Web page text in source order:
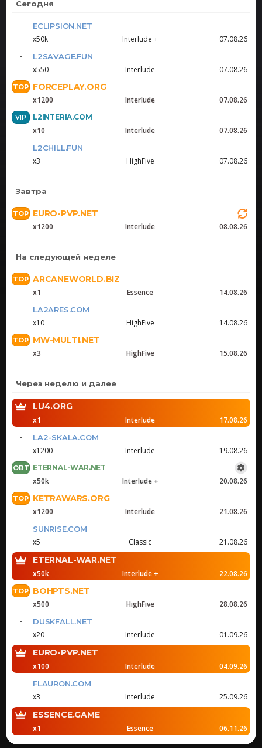
Сегодня
ECLIPSION.NET
x50k Interlude + 07.08.26
L2SAVAGE.FUN
x550 Interlude 07.08.26
FORCEPLAY.ORG
x1200 Interlude 07.08.26
L2INTERIA.COM
x10 Interlude 07.08.26
L2CHILL.FUN
x3 HighFive 07.08.26
Завтра
EURO-PVP.NET
x1200 Interlude 08.08.26
На следующей неделе
ARCANEWORLD.BIZ
x1 Essence 14.08.26
LA2ARES.COM
x10 HighFive 14.08.26
MW-MULTI.NET
x3 HighFive 15.08.26
Через неделю и далее
LU4.ORG
x1 Interlude 17.08.26
LA2-SKALA.COM
x1200 Interlude 19.08.26
ETERNAL-WAR.NET
x50k Interlude + 20.08.26
KETRAWARS.ORG
x1200 Interlude 21.08.26
SUNRISE.COM
x5 Classic 21.08.26
ETERNAL-WAR.NET
x50k Interlude + 22.08.26
BOHPTS.NET
x500 HighFive 28.08.26
DUSKFALL.NET
x20 Interlude 01.09.26
EURO-PVP.NET
x100 Interlude 04.09.26
FLAURON.COM
x3 Interlude 25.09.26
ESSENCE.GAME
x1 Essence 06.11.26